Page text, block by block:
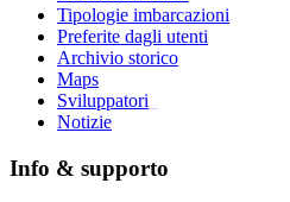
Tipologie imbarcazioni
Preferite dagli utenti
Archivio storico
Maps
Sviluppatori
Notizie
Info & supporto